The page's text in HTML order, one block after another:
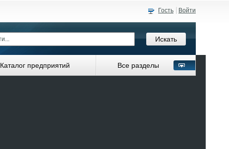
Гость Войти
Каталог предприятий Все разделы